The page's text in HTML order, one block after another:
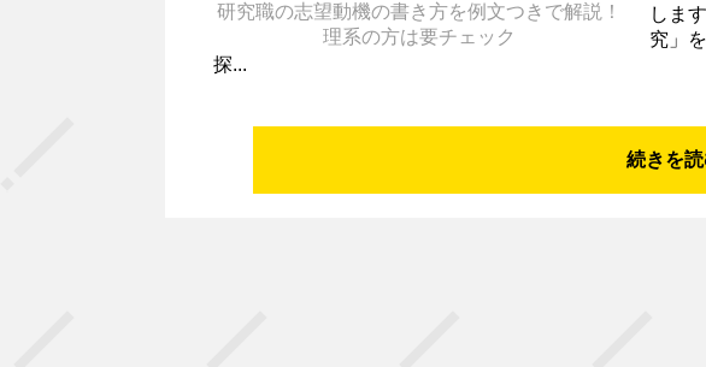
研究職の志望動機の書き方を例文つきで解説！
理系の方は要チェック
しま
究」
探...
続きを